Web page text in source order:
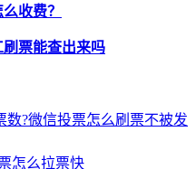
收费？
票能查出来吗
数?微信投票怎么刷票不被发
怎么拉票快